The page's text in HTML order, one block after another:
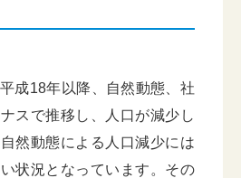
成18年以降、自然動態、社
スで推移し、人口が減少し
然動態による人口減少には
状況となっています。その